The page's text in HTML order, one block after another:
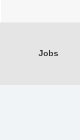
Jobs